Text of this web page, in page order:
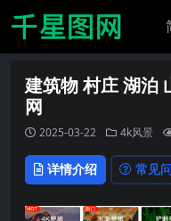
建筑物 村庄 湖泊
网
2025-03-22 4k风景
详情介绍 常见